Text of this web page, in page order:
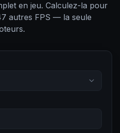
en jeu. Calculez-la pour
autres FPS — la seule